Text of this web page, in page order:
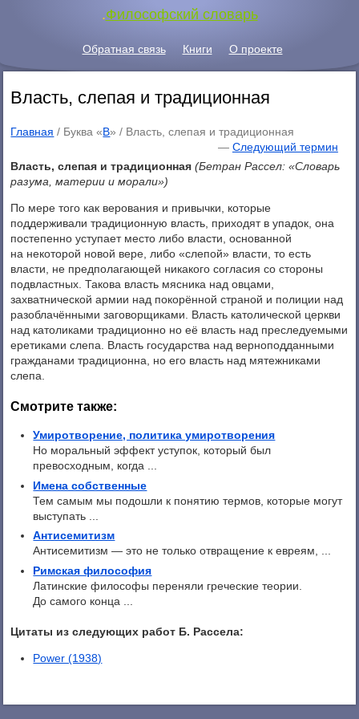
.Философский словарь
Обратная связь Книги О проекте
Власть, слепая и традиционная
Главная / Буква «В» / Власть, слепая и традиционная
— Следующий термин
Власть, слепая и традиционная (Бетран Рассел: «Словарь
разума, материи и морали»)
По мере того как верования и привычки, которые
поддерживали традиционную власть, приходят в упадок, она
постепенно уступает место либо власти, основанной
на некоторой новой вере, либо «слепой» власти, то есть
власти, не предполагающей никакого согласия со стороны
подвластных. Такова власть мясника над овцами,
захватнической армии над покорённой страной и полиции над
разоблачёнными заговорщиками. Власть католической церкви
над католиками традиционно но её власть над преследуемыми
еретиками слепа. Власть государства над верноподданными
гражданами традиционна, но его власть над мятежниками
слепа.
Смотрите также:
Умиротворение, политика умиротворения
Но моральный эффект уступок, который был
превосходным, когда ...
Имена собственные
Тем самым мы подошли к понятию термов, которые могут
выступать ...
Антисемитизм
Антисемитизм — это не только отвращение к евреям, ...
Римская философия
Латинские философы переняли греческие теории.
До самого конца ...
Цитаты из следующих работ Б. Рассела:
Power (1938)